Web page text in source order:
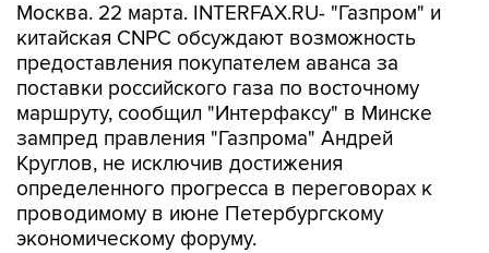
Москва. 22 марта. INTERFAX.RU- "Газпром" и
китайская CNPC обсуждают возможность
предоставления покупателем аванса за
поставки российского газа по восточному
маршруту, сообщил "Интерфаксу" в Минске
зампред правления "Газпрома" Андрей
Круглов, не исключив достижения
определенного прогресса в переговорах к
проводимому в июне Петербургскому
экономическому форуму.